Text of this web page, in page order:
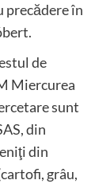
precădere în
de
Miercurea
sunt
din
din
grâu,